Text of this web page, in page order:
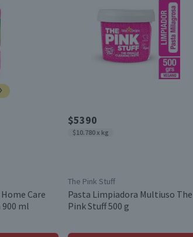
Care
900 ml
$5390
$10.780 x kg
The Pink Stuff
Pasta Limpiadora Multiuso The
Pink Stuff 500 g